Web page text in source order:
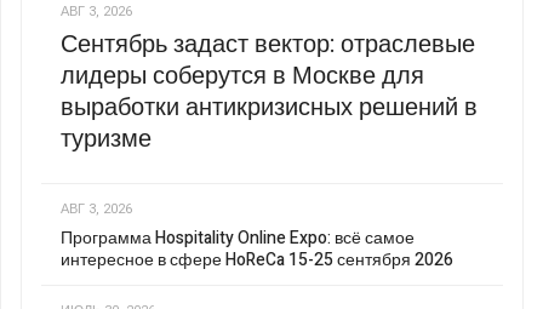
АВГ 3, 2026
Сентябрь задаст вектор: отраслевые
лидеры соберутся в Москве для
выработки антикризисных решений в
туризме
АВГ 3, 2026
Программа Hospitality Online Expo: всё самое
интересное в сфере HoReCa 15-25 сентября 2026